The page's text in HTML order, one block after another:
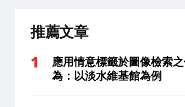
推薦文章
應用情意標籤於圖像檢索
為：以淡水維基館為例